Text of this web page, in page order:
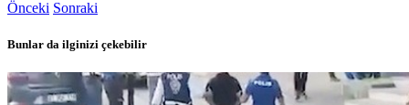
Önceki Sonraki
Bunlar da ilginizi çekebilir